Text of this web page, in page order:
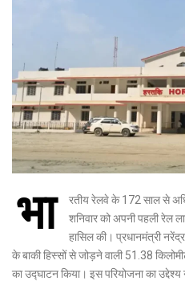
भा
रतीय रेलवे के 172 साल से
शनिवार को अपनी पहली रेल
हासिल की। प्रधानमंत्री
के बाकी हिस्सों से जोड़ने वाली 51.38
का उद्घाटन किया। इस परियोजना का